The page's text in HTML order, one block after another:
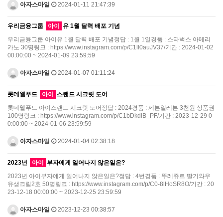
아자스마일 2024-01-11 21:47:39
우리금융그룹 아이 유 1월 달력 배포 기념
우리금융그룹 아이유 1월 달력 배포 기념정답 : 1월 1일경품 : 스타벅스 아메리
카노 30명링크 : https://www.instagram.com/p/C1lI0auJV37/기간 : 2024-01-02
00:00:00 ~ 2024-01-09 23:59:59
아자스마일 2024-01-07 01:11:24
롯데웰푸드 아이 스랜드 시크릿 도어
롯데웰푸드 아이스랜드 시크릿 도어정답 : 2024경품 : 세븐일레븐 3천원 상품권
100명링크 : https://www.instagram.com/p/C1bDkdiB_PF/기간 : 2023-12-29 0
0:00:00 ~ 2024-01-06 23:59:59
아자스마일 2024-01-04 02:38:18
2023년 아이 부자에게 일어나지 않은일은?
2023년 아이부자에게 일어나지 않은일은?정답 : 4번경품 : 뚜레쥬르 딸기와우
유생크림2호 50명링크 : https://www.instagram.com/p/C0-8lHoSR8O/기간 : 20
23-12-18 00:00:00 ~ 2023-12-25 23:59:59
아자스마일 2023-12-23 00:38:57